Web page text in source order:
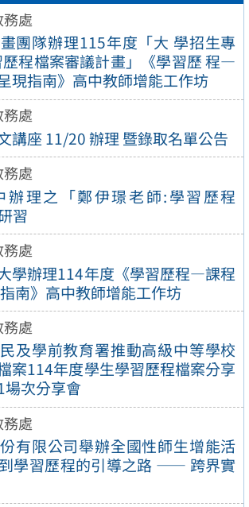
務處
畫團隊辦理115年度「大 學招生專
程檔案審議計畫」《學習歷 程—
現指南》高中教師增能工作坊
務處
講座 11/20 辦理 暨錄取名單公告
務處
辦理之「鄭伊璟老師:學習歷程
習
務處
學辦理114年度《學習歷程—課程
南》高中教師增能工作坊
務處
及學前教育署推動高級中等學校
案114年度學生學習歷程檔案分享
場次分享會
務處
有限公司舉辦全國性師生增能活
學習歷程的引導之路 —— 跨界實